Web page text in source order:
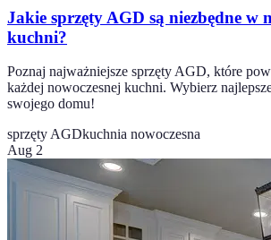
Jakie sprzęty AGD są niezbędne w
kuchni?
Poznaj najważniejsze sprzęty AGD, które
każdej nowoczesnej kuchni. Wybierz
swojego domu!
sprzęty AGDkuchnia nowoczesna
Aug 2